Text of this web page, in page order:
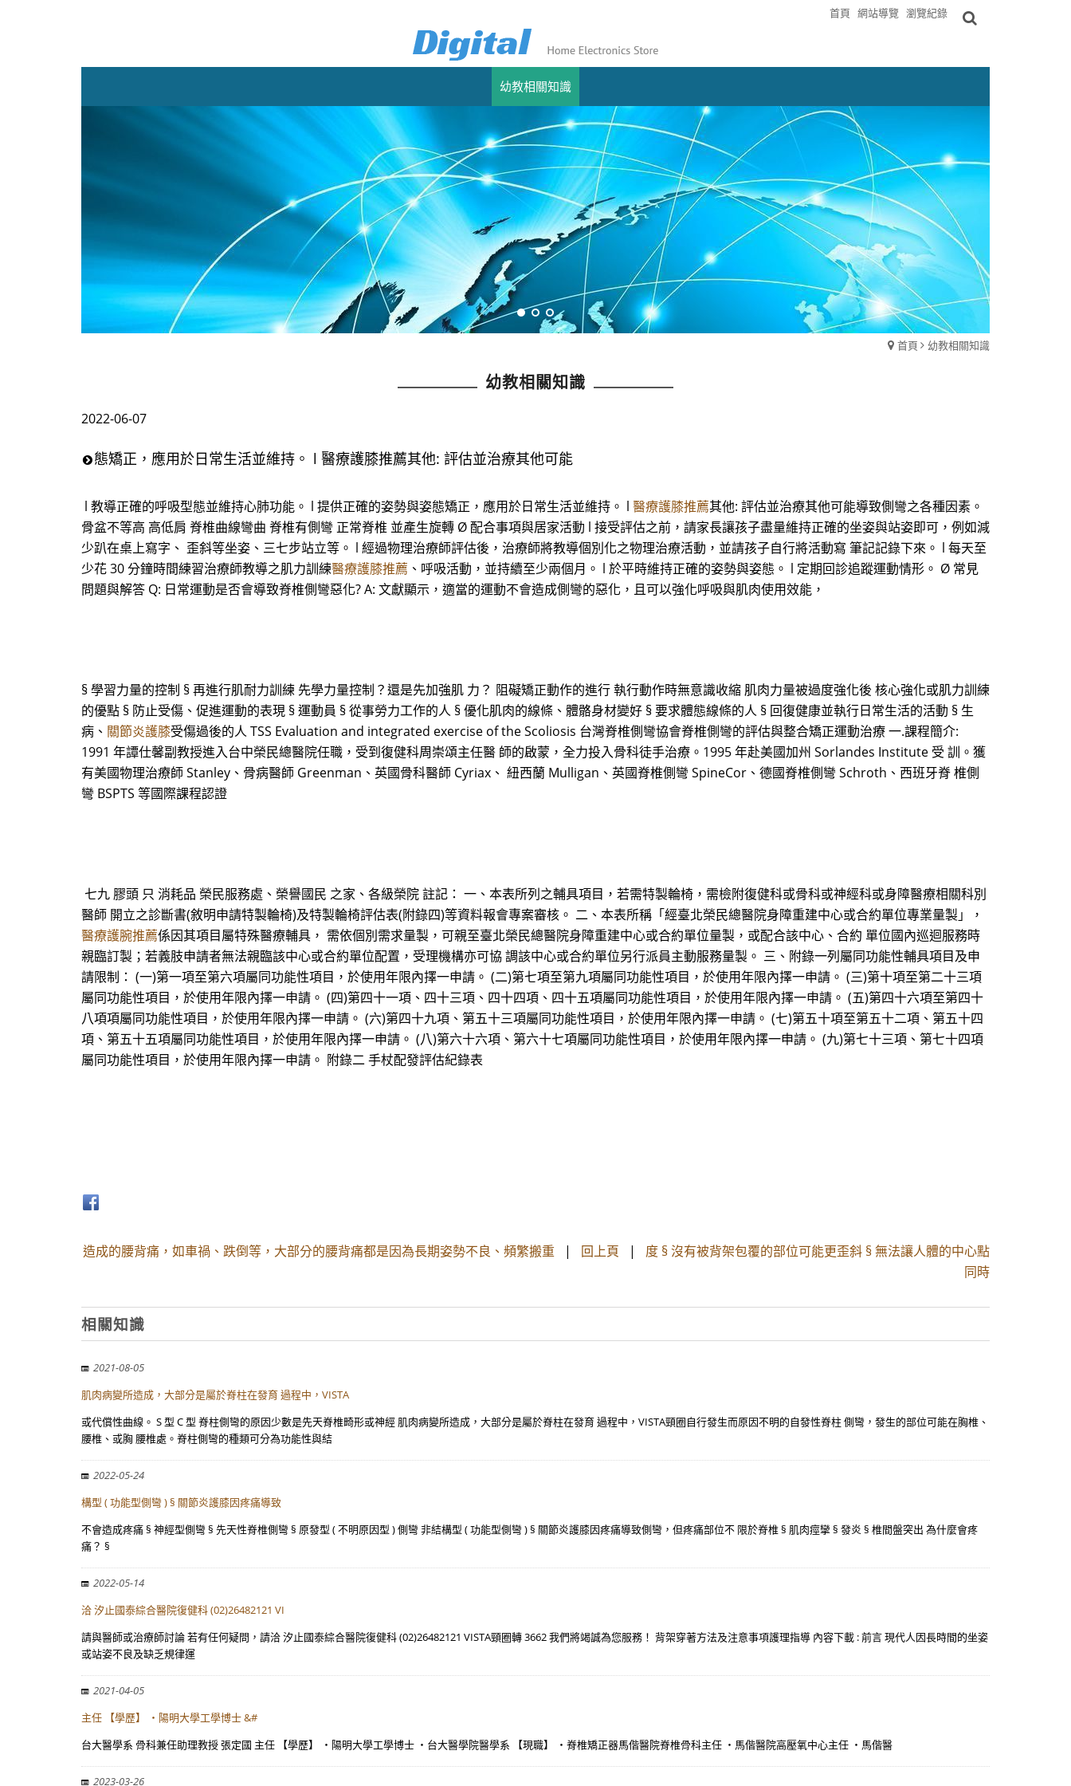
首頁 網站導覽 瀏覽紀錄
幼教相關知識
首頁 幼教相關知識
幼教相關知識
2022-06-07
態矯正，應用於日常生活並維持。 l 醫療護膝推薦其他: 評估並治療其他可能
l 教導正確的呼吸型態並維持心肺功能。 l 提供正確的姿勢與姿態矯正，應用於日常生活並維持。 l 醫療護膝推薦其他: 評估並治療其他可能導致側彎之各種因素。
骨盆不等高 高低肩 脊椎曲線彎曲 脊椎有側彎 正常脊椎 並產生旋轉 Ø 配合事項與居家活動 l 接受評估之前，請家長讓孩子盡量維持正確的坐姿與站姿即可，例如減
少趴在桌上寫字、 歪斜等坐姿、三七步站立等。 l 經過物理治療師評估後，治療師將教導個別化之物理治療活動，並請孩子自行將活動寫 筆記記錄下來。 l 每天至
少花 30 分鐘時間練習治療師教導之肌力訓練醫療護膝推薦 、呼吸活動，並持續至少兩個月。 l 於平時維持正確的姿勢與姿態。 l 定期回診追蹤運動情形。 Ø 常見
問題與解答 Q: 日常運動是否會導致脊椎側彎惡化? A: 文獻顯示，適當的運動不會造成側彎的惡化，且可以強化呼吸與肌肉使用效能，
§ 學習力量的控制 § 再進行肌耐力訓練 先學力量控制？還是先加強肌 力？ 阻礙矯正動作的進行 執行動作時無意識收縮 肌肉力量被過度強化後 核心強化或肌力訓練
的優點 § 防止受傷、促進運動的表現 § 運動員 § 從事勞力工作的人 § 優化肌肉的線條、體骼身材變好 § 要求體態線條的人 § 回復健康並執行日常生活的活動 § 生
病、 關節炎護膝受傷過後的人 TSS Evaluation and integrated exercise of the Scoliosis 台灣脊椎側彎協會脊椎側彎的評估與整合矯正運動治療 一.課程簡介:
1991 年譚仕馨副教授進入台中榮民總醫院任職，受到復健科周崇頌主任醫 師的啟蒙，全力投入骨科徒手治療。1995 年赴美國加州 Sorlandes Institute 受 訓。獲
有美國物理治療師 Stanley、骨病醫師 Greenman、英國骨科醫師 Cyriax、 紐西蘭 Mulligan、英國脊椎側彎 SpineCor、德國脊椎側彎 Schroth、西班牙脊 椎側
彎 BSPTS 等國際課程認證
七九 膠頭 只 消耗品 榮民服務處、榮譽國民 之家、各級榮院 註記： 一、本表所列之輔具項目，若需特製輪椅，需檢附復健科或骨科或神經科或身障醫療相關科別
醫師 開立之診斷書(敘明申請特製輪椅)及特製輪椅評估表(附錄四)等資料報會專案審核。 二、本表所稱「經臺北榮民總醫院身障重建中心或合約單位專業量製」，
醫療護腕推薦係因其項目屬特殊醫療輔具， 需依個別需求量製，可親至臺北榮民總醫院身障重建中心或合約單位量製，或配合該中心、合約 單位國內巡迴服務時
親臨訂製；若義肢申請者無法親臨該中心或合約單位配置，受理機構亦可協 調該中心或合約單位另行派員主動服務量製。 三、附錄一列屬同功能性輔具項目及申
請限制： (一)第一項至第六項屬同功能性項目，於使用年限內擇一申請。 (二)第七項至第九項屬同功能性項目，於使用年限內擇一申請。 (三)第十項至第二十三項
屬同功能性項目，於使用年限內擇一申請。 (四)第四十一項、四十三項、四十四項、四十五項屬同功能性項目，於使用年限內擇一申請。 (五)第四十六項至第四十
八項項屬同功能性項目，於使用年限內擇一申請。 (六)第四十九項、第五十三項屬同功能性項目，於使用年限內擇一申請。 (七)第五十項至第五十二項、第五十四
項、第五十五項屬同功能性項目，於使用年限內擇一申請。 (八)第六十六項、第六十七項屬同功能性項目，於使用年限內擇一申請。 (九)第七十三項、第七十四項
屬同功能性項目，於使用年限內擇一申請。 附錄二 手杖配發評估紀錄表
造成的腰背痛，如車禍、跌倒等，大部分的腰背痛都是因為長期姿勢不良、頻繁搬重 | 回上頁 | 度 § 沒有被背架包覆的部位可能更歪斜 § 無法讓人體的中心點
同時
相關知識
2021-08-05
肌肉病變所造成，大部分是屬於脊柱在發育 過程中，VISTA
或代償性曲線。 S 型 C 型 脊柱側彎的原因少數是先天脊椎畸形或神經 肌肉病變所造成，大部分是屬於脊柱在發育 過程中，VISTA頸圈自行發生而原因不明的自發性脊柱 側彎，發生的部位可能在胸椎、
腰椎、或胸 腰椎處。脊柱側彎的種類可分為功能性與結
2022-05-24
構型 ( 功能型側彎 ) § 關節炎護膝因疼痛導致
不會造成疼痛 § 神經型側彎 § 先天性脊椎側彎 § 原發型 ( 不明原因型 ) 側彎 非結構型 ( 功能型側彎 ) § 關節炎護膝因疼痛導致側彎，但疼痛部位不 限於脊椎 § 肌肉痙攣 § 發炎 § 椎間盤突出 為什麼會疼
痛？ §
2022-05-14
洽 汐止國泰綜合醫院復健科 (02)26482121 VI
請與醫師或治療師討論 若有任何疑問，請洽 汐止國泰綜合醫院復健科 (02)26482121 VISTA頸圈轉 3662 我們將竭誠為您服務！ 背架穿著方法及注意事項護理指導 內容下載 : 前言 現代人因長時間的坐姿
或站姿不良及缺乏規律運
2021-04-05
主任 【學歷】 ・陽明大學工學博士 &#
台大醫學系 骨科兼任助理教授 張定國 主任 【學歷】 ・陽明大學工學博士 ・台大醫學院醫學系 【現職】 ・脊椎矯正器馬偕醫院脊椎骨科主任 ・馬偕醫院高壓氧中心主任 ・馬偕醫
2023-03-26